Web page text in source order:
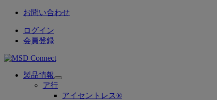
お問い合わせ
ログイン
会員登録
製品情報
Open
submenu
ア行
アイセントレス®